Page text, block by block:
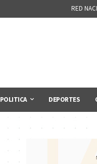
RED
POLITICA DEPORTES